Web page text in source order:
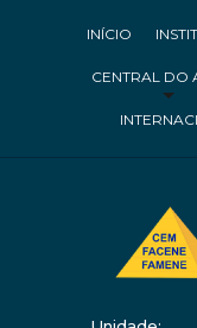
INÍCIO
CENTRAL DO